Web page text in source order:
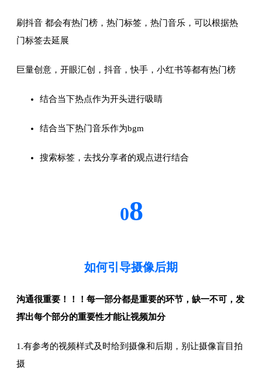
刷抖音 都会有热门榜，热门标签，热门音乐，可以根据热
门标签去延展
巨量创意，开眼汇创，抖音，快手，小红书等都有热门榜
结合当下热点作为开头进行吸睛
结合当下热门音乐作为bgm
搜索标签，去找分享者的观点进行结合
08
如何引导摄像后期
沟通很重要！！！每一部分都是重要的环节，缺一不可，发
挥出每个部分的重要性才能让视频加分
1.有参考的视频样式及时给到摄像和后期，别让摄像盲目拍
摄